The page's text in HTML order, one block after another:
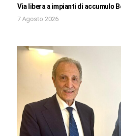
Via libera a impianti di accumulo
7 Agosto 2026